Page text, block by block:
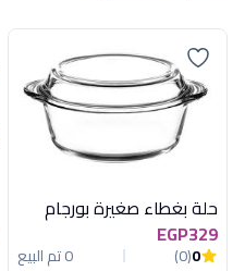
حلة بغطاء صغيرة بورجام
EGP329
0
(0)
0 تم البيع